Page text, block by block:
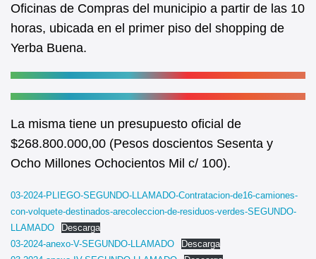
Oficinas de Compras del municipio a partir de las 10
horas, ubicada en el primer piso del shopping de
Yerba Buena.
La misma tiene un presupuesto oficial de
$268.800.000,00 (Pesos doscientos Sesenta y
Ocho Millones Ochocientos Mil c/ 100).
03-2024-PLIEGO-SEGUNDO-LLAMADO-Contratacion-de16-camiones-
con-volquete-destinados-arecoleccion-de-residuos-verdes-SEGUNDO-
LLAMADO
Descarga
03-2024-anexo-V-SEGUNDO-LLAMADO
Descarga